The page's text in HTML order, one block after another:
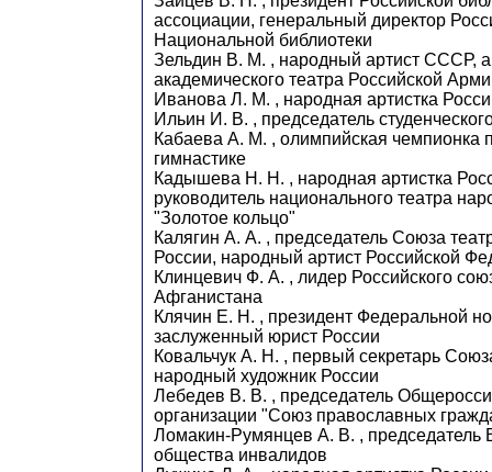
ассоциации, генеральный директор
Национальной библиотеки
Зельдин В. М. , народный артист СССР,
академического театра Российской
Иванова Л. М. , народная артистка
Ильин И. В. , председатель
Кабаева A. M. , олимпийская чемпионка
гимнастике
Кадышева Н. Н. , народная артистка
руководитель национального театра
"Золотое кольцо"
Калягин А. А. , председатель Союза
России, народный артист Российской
Клинцевич Ф. А. , лидер Российского
Афганистана
Клячин Е. Н. , президент Федеральной
заслуженный юрист России
Ковальчук А. Н. , первый секретарь
народный художник России
Лебедев В. В. , председатель
организации "Союз православных
Ломакин-Румянцев А. В. , председатель
общества инвалидов